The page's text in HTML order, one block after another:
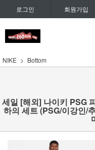
로그인 회원가입
NIKE Bottom
세일 [해외] 나이키 PSG
하의 세트 (PSG/이강인/